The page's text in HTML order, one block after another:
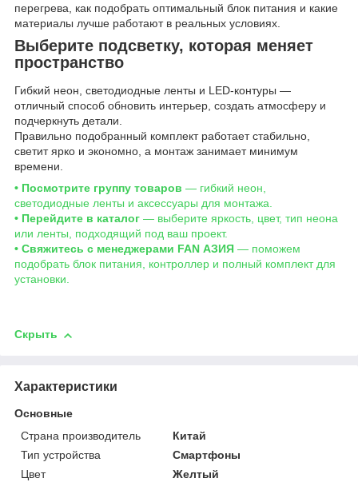
перегрева, как подобрать оптимальный блок питания и какие
материалы лучше работают в реальных условиях.
Выберите подсветку, которая меняет
пространство
Гибкий неон, светодиодные ленты и LED-контуры —
отличный способ обновить интерьер, создать атмосферу и
подчеркнуть детали.
Правильно подобранный комплект работает стабильно,
светит ярко и экономно, а монтаж занимает минимум
времени.
• Посмотрите группу товаров — гибкий неон,
светодиодные ленты и аксессуары для монтажа.
• Перейдите в каталог — выберите яркость, цвет, тип неона
или ленты, подходящий под ваш проект.
• Свяжитесь с менеджерами FAN АЗИЯ — поможем
подобрать блок питания, контроллер и полный комплект для
установки.
Скрыть
Характеристики
Основные
Страна производитель
Китай
Тип устройства
Смартфоны
Цвет
Желтый